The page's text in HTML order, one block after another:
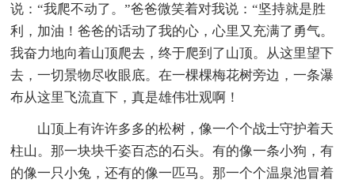
说：“我爬不动了。”爸爸微笑着对我说：“坚持就是胜
利，加油！爸爸的话动了我的心，心里又充满了勇气。
我奋力地向着山顶爬去，终于爬到了山顶。从这里望下
去，一切景物尽收眼底。在一棵棵梅花树旁边，一条瀑
布从这里飞流直下，真是雄伟壮观啊！
山顶上有许许多多的松树，像一个个战士守护着天
柱山。那一块块千姿百态的石头。有的像一条小狗，有
的像一只小兔，还有的像一匹马。那一个个温泉池冒着